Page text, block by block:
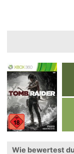
Wie bewertest